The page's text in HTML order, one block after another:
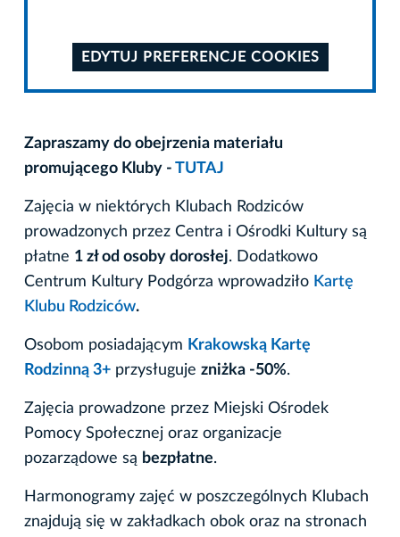
EDYTUJ PREFERENCJE COOKIES
Zapraszamy do obejrzenia materiału
promującego Kluby - TUTAJ
Zajęcia w niektórych Klubach Rodziców
prowadzonych przez Centra i Ośrodki Kultury są
płatne 1 zł od osoby dorosłej. Dodatkowo
Centrum Kultury Podgórza wprowadziło Kartę
Klubu Rodziców.
Osobom posiadającym Krakowską Kartę
Rodzinną 3+ przysługuje zniżka -50%.
Zajęcia prowadzone przez Miejski Ośrodek
Pomocy Społecznej oraz organizacje
pozarządowe są bezpłatne.
Harmonogramy zajęć w poszczególnych Klubach
znajdują się w zakładkach obok oraz na stronach